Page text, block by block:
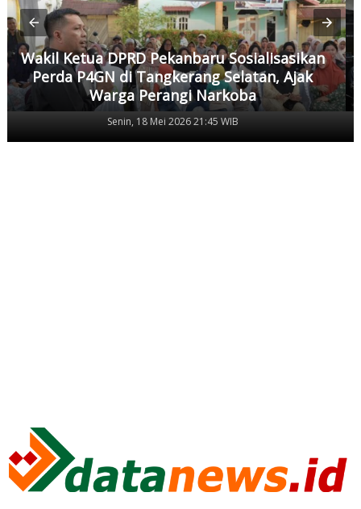
Wakil Ketua DPRD Pekanbaru Sosialisasikan
Perda P4GN di Tangkerang Selatan, Ajak
Warga Perangi Narkoba
Senin, 18 Mei 2026 21:45 WIB